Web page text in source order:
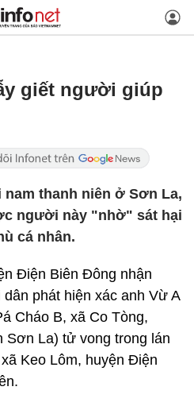
giết người giúp
thanh niên ở Sơn La,
người này "nhờ" sát hại
cá nhân.
Điện Biên Đông nhận
phát hiện xác anh Vừ A
Cháo B, xã Co Tòng,
Sơn La) tử vong trong lán
Keo Lôm, huyện Điện